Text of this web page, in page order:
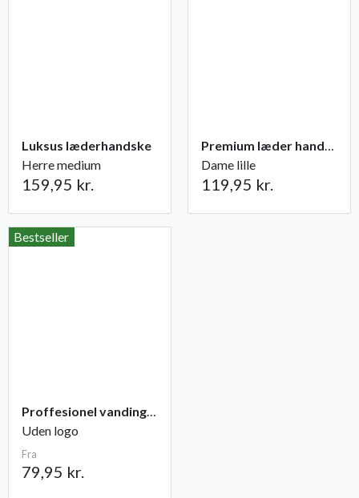
Luksus læderhandske
Herre medium
159,95 kr.
Premium læder handske Flutter
Dame lille
119,95 kr.
Bestseller
Proffesionel vandingspose 100 liter
Uden logo
Fra
79,95 kr.